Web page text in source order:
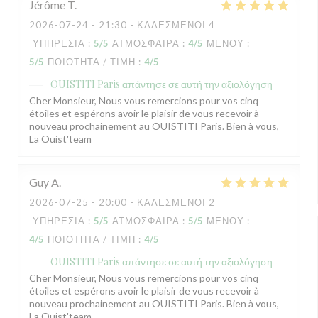
Jérôme T
2026-07-24 - 21:30 - ΚΑΛΕΣΜΈΝΟΙ 4
ΥΠΗΡΕΣΊΑ : 5/5 ΑΤΜΌΣΦΑΙΡΑ : 4/5 ΜΕΝΟΎ :
5/5 ΠΟΙΌΤΗΤΑ / ΤΙΜΉ : 4/5
OUISTITI Paris απάντησε σε αυτή την αξιολόγηση
Cher Monsieur, Nous vous remercions pour vos cinq
étoiles et espérons avoir le plaisir de vous recevoir à
nouveau prochainement au OUISTITI Paris. Bien à vous,
La Ouist'team
GuyA
2026-07-25 - 20:00 - ΚΑΛΕΣΜΈΝΟΙ 2
ΥΠΗΡΕΣΊΑ : 5/5 ΑΤΜΌΣΦΑΙΡΑ : 5/5 ΜΕΝΟΎ :
4/5 ΠΟΙΌΤΗΤΑ / ΤΙΜΉ : 4/5
OUISTITI Paris απάντησε σε αυτή την αξιολόγηση
Cher Monsieur, Nous vous remercions pour vos cinq
étoiles et espérons avoir le plaisir de vous recevoir à
nouveau prochainement au OUISTITI Paris. Bien à vous,